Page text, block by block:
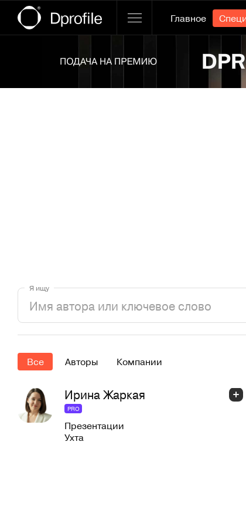
Главное
Я ищу
Все Авторы Компании
Ирина Жаркая
PRO
Презентации
Ухта